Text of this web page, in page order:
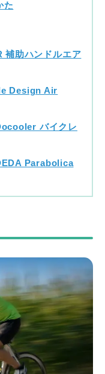
た
補助ハンドルエア
Design Air
バイクレ
Parabolica